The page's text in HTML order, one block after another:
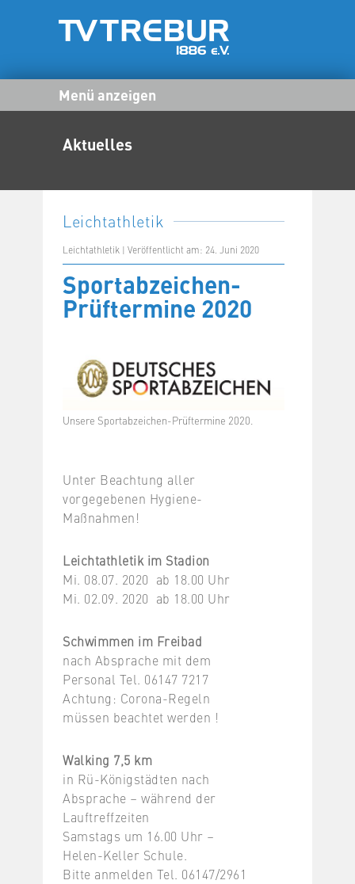
Menü anzeigen
Aktuelles
Leichtathletik
Leichtathletik | Veröffentlicht am: 24. Juni 2020
Sportabzeichen-
Prüftermine 2020
Unsere Sportabzeichen-Prüftermine 2020.
Unter Beachtung aller
vorgegebenen Hygiene-
Maßnahmen!
Leichtathletik im Stadion
Mi. 08.07. 2020 ab 18.00 Uhr
Mi. 02.09. 2020 ab 18.00 Uhr
Schwimmen im Freibad
nach Absprache mit dem
Personal Tel. 06147 7217
Achtung: Corona-Regeln
müssen beachtet werden !
Walking 7,5 km
in Rü-Königstädten nach
Absprache – während der
Lauftreffzeiten
Samstags um 16.00 Uhr –
Helen-Keller Schule.
Bitte anmelden Tel. 06147/2961